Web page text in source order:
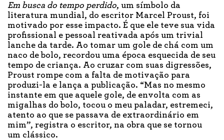
Em busca do tempo perdido, um símbolo da
literatura mundial, do escritor Marcel Proust, foi
motivado por esse impacto. É que ele teve sua vida
profissional e pessoal reativada após um trivial
lanche da tarde. Ao tomar um gole de chá com um
naco de bolo, recordou uma época esquecida de seu
tempo de criança. Ao cruzar com suas digressões,
Proust rompe com a falta de motivação para
produzi-la e lança a publicação. “Mas no mesmo
instante em que aquele gole, de envolta com as
migalhas do bolo, tocou o meu paladar, estremeci,
atento ao que se passava de extraordinário em
mim”, registra o escritor, na obra que se tornou
um clássico.